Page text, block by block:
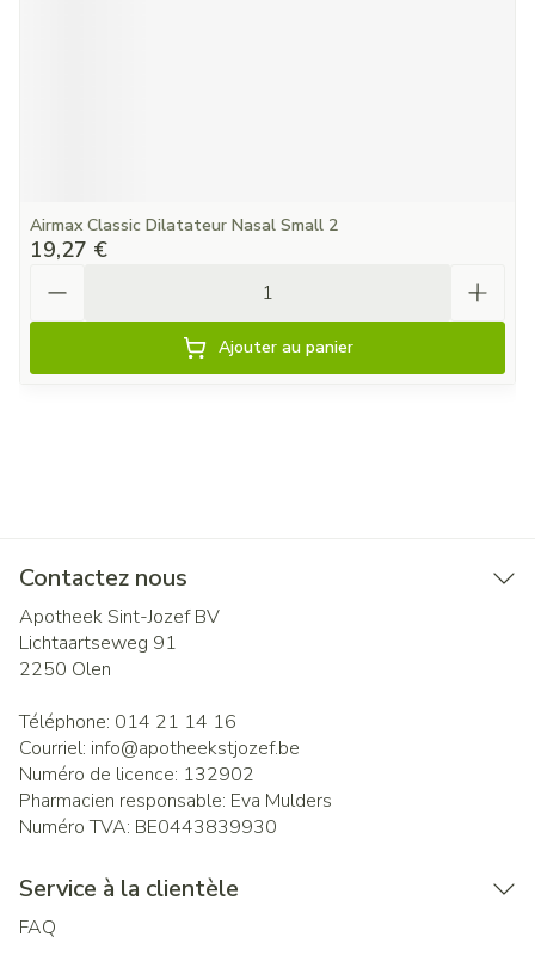
Airmax Classic Dilatateur Nasal Small 2
19,27 €
Ajouter au panier
Contactez nous
Apotheek Sint-Jozef BV
Lichtaartseweg 91
2250 Olen
Téléphone: 014 21 14 16
Courriel: info@apotheekstjozef.be
Numéro de licence: 132902
Pharmacien responsable: Eva Mulders
Numéro TVA: BE0443839930
Service à la clientèle
FAQ